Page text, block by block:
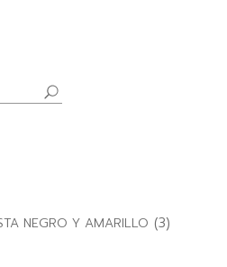
NEGRO Y AMARILLO (3)